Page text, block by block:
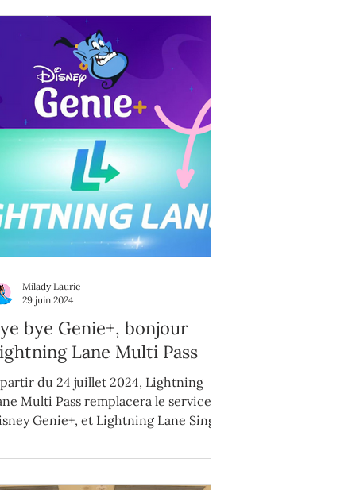
bye Genie+, bonjour
Lane Multi Pass
du 24 juillet 2024, Lightning
Multi Pass remplacera le service
Genie+, et Lightning Lane Single
Milady Laurie
29 juin 2024